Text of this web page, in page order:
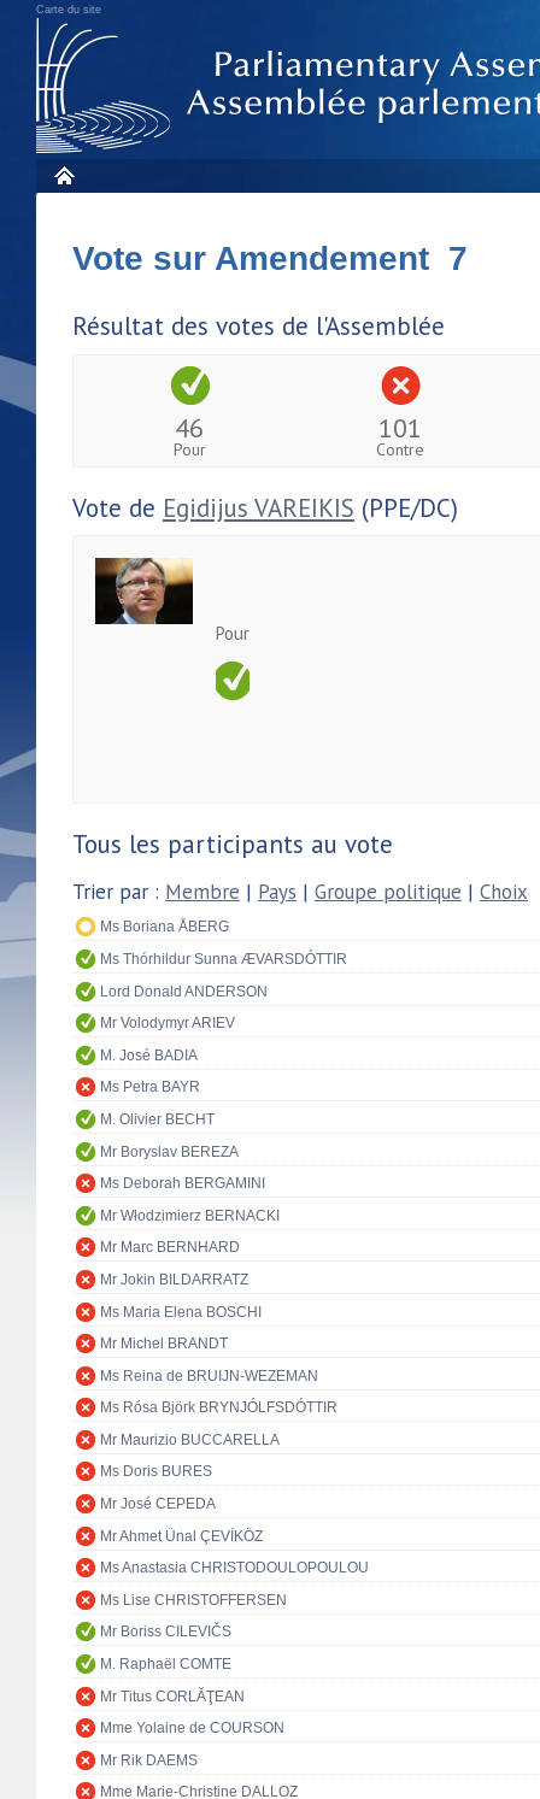
Carte du site
Vote sur Amendement 7
Résultat des votes de l'Assemblée
46
Pour
101
Contre
Vote de Egidijus VAREIKIS (PPE/DC)
Pour
Tous les participants au vote
Trier par : Membre | Pays | Groupe politique | Choix
Ms Boriana ÅBERG
Ms Thórhildur Sunna ÆVARSDÓTTIR
Lord Donald ANDERSON
Mr Volodymyr ARIEV
M. José BADIA
Ms Petra BAYR
M. Olivier BECHT
Mr Boryslav BEREZA
Ms Deborah BERGAMINI
Mr Włodzimierz BERNACKI
Mr Marc BERNHARD
Mr Jokin BILDARRATZ
Ms Maria Elena BOSCHI
Mr Michel BRANDT
Ms Reina de BRUIJN-WEZEMAN
Ms Rósa Björk BRYNJÓLFSDÓTTIR
Mr Maurizio BUCCARELLA
Ms Doris BURES
Mr José CEPEDA
Mr Ahmet Ünal ÇEVİKÖZ
Ms Anastasia CHRISTODOULOPOULOU
Ms Lise CHRISTOFFERSEN
Mr Boriss CILEVIČS
M. Raphaël COMTE
Mr Titus CORLĂŢEAN
Mme Yolaine de COURSON
Mr Rik DAEMS
Mme Marie-Christine DALLOZ